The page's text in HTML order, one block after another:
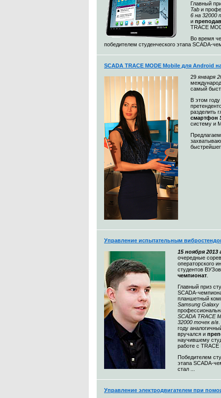
Главный
Tab и
6 на 32000
и
TRACE
Во время
победителем студенческого этапа SCADA-
SCADA TRACE MODE Mobile для Android
29 января
самый
В этом
разделить
смартфон
систему и
Управление испытательным
15 ноября 2013
очередные
операторского
студентов
чемпионат
Главный приз
SCADA-
планшетный
Samsung Galaxy
SCADA TRACE
32000 точек в/в
году
вручался и
научившему
работе с TRACE
Победителем
этапа SCADA-
стал ...
Управление электродвигателем при